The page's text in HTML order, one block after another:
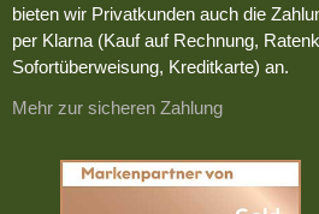
bieten wir Privatkunden auch die
per Klarna (Kauf auf Rechnung,
Sofortüberweisung, Kreditkarte) an.
Mehr zur sicheren Zahlung